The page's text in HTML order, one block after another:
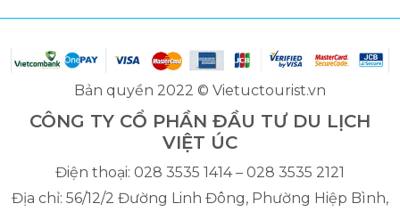
Bản quyền 2022 © Vietuctourist.vn
CÔNG TY CỔ PHẦN ĐẦU TƯ DU LỊCH
VIỆT ÚC
Điện thoại: 028 3535 1414 – 028 3535 2121
Địa chỉ: 56/12/2 Đường Linh Đông, Phường Hiệp Bình,